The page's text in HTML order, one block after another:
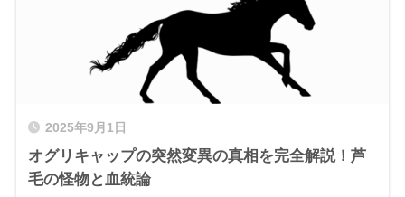
2025年9月1日
オグリキャップの突然変異の真相を完全解説！芦
毛の怪物と血統論